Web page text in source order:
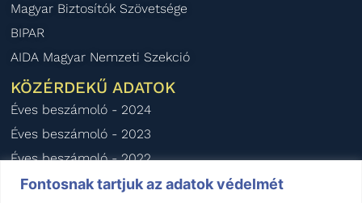
Fontosnak tartjuk az adatok védelmét
Magyar Biztosítók Szövetsége
BIPAR
AIDA Magyar Nemzeti Szekció
KÖZÉRDEKŰ ADATOK
Éves beszámoló - 2024
Éves beszámoló - 2023
Éves beszámoló - 2022
Éves beszámoló - 2021